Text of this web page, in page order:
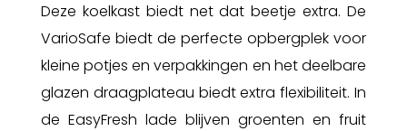
Deze koelkast biedt net dat beetje extra. De
VarioSafe biedt de perfecte opbergplek voor
kleine potjes en verpakkingen en het deelbare
glazen draagplateau biedt extra flexibiliteit. In
de EasyFresh lade blijven groenten en fruit